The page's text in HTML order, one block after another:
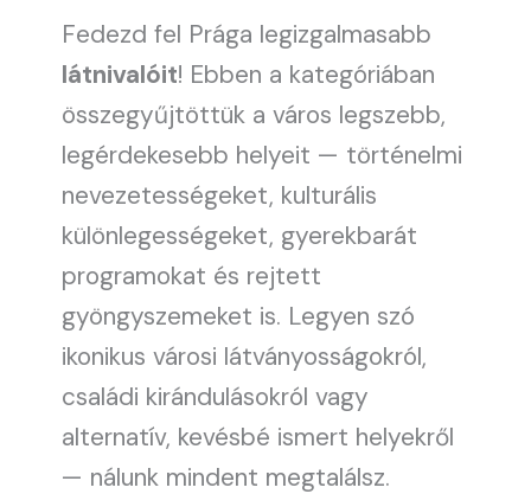
Fedezd fel Prága legizgalmasabb
látnivalóit! Ebben a kategóriában
összegyűjtöttük a város legszebb,
legérdekesebb helyeit — történelmi
nevezetességeket, kulturális
különlegességeket, gyerekbarát
programokat és rejtett
gyöngyszemeket is. Legyen szó
ikonikus városi látványosságokról,
családi kirándulásokról vagy
alternatív, kevésbé ismert helyekről
— nálunk mindent megtalálsz.